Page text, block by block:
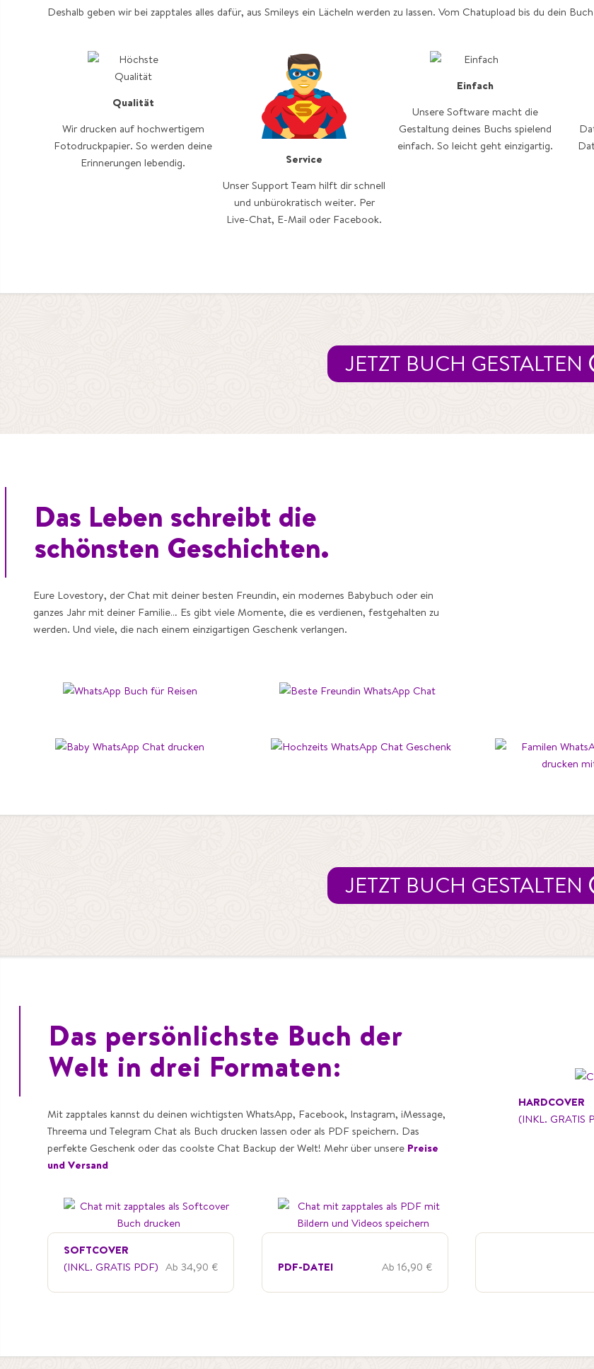
Deshalb geben wir bei zapptales alles dafür, aus Smileys ein Lächeln werden zu lassen. Vom Chatupload bis du dein
Qualität
Wir drucken auf hochwertigem
Fotodruckpapier. So werden deine
Erinnerungen lebendig.
Service
Unser Support Team hilft dir schnell
und unbürokratisch weiter. Per
Live-Chat, E-Mail oder Facebook.
Einfach
Unsere Software macht die
Gestaltung deines Buchs spielend
einfach. So leicht geht einzigartig.
JETZT BUCH GESTALTEN
Das Leben schreibt die
schönsten Geschichten.
Eure Lovestory, der Chat mit deiner besten Freundin, ein modernes Babybuch oder ein
ganzes Jahr mit deiner Familie… Es gibt viele Momente, die es verdienen, festgehalten zu
werden. Und viele, die nach einem einzigartigen Geschenk verlangen.
Reisen Beste Freundin
Baby Hochzeit
JETZT BUCH GESTALTEN
Das persönlichste Buch der
Welt in drei Formaten:
Mit zapptales kannst du deinen wichtigsten WhatsApp, Facebook, Instagram, iMessage,
Threema und Telegram Chat als Buch drucken lassen oder als PDF speichern. Das
perfekte Geschenk oder das coolste Chat Backup der Welt! Mehr über unsere Preise
und Versand
SOFTCOVER
(INKL. GRATIS PDF) Ab 34,90 € PDF-DATEI Ab 16,90 €
HARDCOVER
(INKL. GRATIS